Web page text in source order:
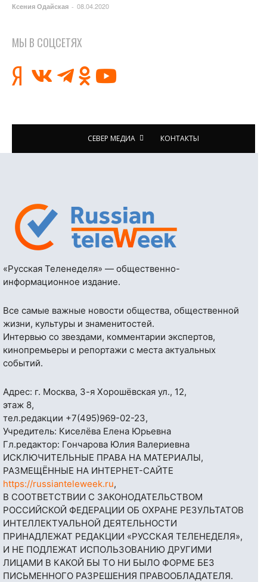
Ксения Одайская - 08.04.2020
МЫ В СОЦСЕТЯХ
СЕВЕР МЕДИА КОНТАКТЫ
«Русская Теленеделя» — общественно-
информационное издание.
Все самые важные новости общества, общественной
жизни, культуры и знаменитостей.
Интервью со звездами, комментарии экспертов,
кинопремьеры и репортажи с места актуальных
событий.
Адрес: г. Москва, 3-я Хорошёвская ул., 12,
этаж 8,
тел.редакции +7(495)969-02-23,
Учредитель: Киселёва Елена Юрьевна
Гл.редактор: Гончарова Юлия Валериевна
ИСКЛЮЧИТЕЛЬНЫЕ ПРАВА НА МАТЕРИАЛЫ,
РАЗМЕЩЁННЫЕ НА ИНТЕРНЕТ-САЙТЕ
https://russianteleweek.ru,
В СООТВЕТСТВИИ С ЗАКОНОДАТЕЛЬСТВОМ
РОССИЙСКОЙ ФЕДЕРАЦИИ ОБ ОХРАНЕ РЕЗУЛЬТАТОВ
ИНТЕЛЛЕКТУАЛЬНОЙ ДЕЯТЕЛЬНОСТИ
ПРИНАДЛЕЖАТ РЕДАКЦИИ «РУССКАЯ ТЕЛЕНЕДЕЛЯ»,
И НЕ ПОДЛЕЖАТ ИСПОЛЬЗОВАНИЮ ДРУГИМИ
ЛИЦАМИ В КАКОЙ БЫ ТО НИ БЫЛО ФОРМЕ БЕЗ
ПИСЬМЕННОГО РАЗРЕШЕНИЯ ПРАВООБЛАДАТЕЛЯ.